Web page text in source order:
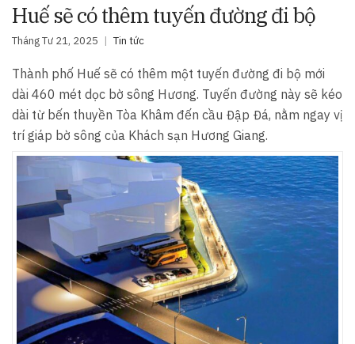
Huế sẽ có thêm tuyến đường đi bộ
Tháng Tư 21, 2025 Tin tức
Thành phố Huế sẽ có thêm một tuyến đường đi bộ mới
dài 460 mét dọc bờ sông Hương. Tuyến đường này sẽ kéo
dài từ bến thuyền Tòa Khâm đến cầu Đập Đá, nằm ngay vị
trí giáp bờ sông của Khách sạn Hương Giang.